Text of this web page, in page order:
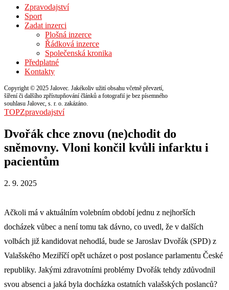
Zpravodajství
Sport
Zadat inzerci
Plošná inzerce
Řádková inzerce
Společenská kronika
Předplatné
Kontakty
Copyright © 2025 Jalovec. Jakékoliv užití obsahu včetně převzetí,
šíření či dalšího zpřístupňování článků a fotografií je bez písemného
souhlasu Jalovec, s. r. o. zakázáno.
TOPZpravodajství
Dvořák chce znovu (ne)chodit do
sněmovny. Vloni končil kvůli infarktu i
pacientům
2. 9. 2025
Ačkoli má v aktuálním volebním období jednu z nejhorších
docházek vůbec a není tomu tak dávno, co uvedl, že v dalších
volbách již kandidovat nehodlá, bude se Jaroslav Dvořák (SPD) z
Valašského Meziříčí opět ucházet o post poslance parlamentu České
republiky. Jakými zdravotními problémy Dvořák tehdy zdůvodnil
svou absenci a jaká byla docházka ostatních valašských poslanců?